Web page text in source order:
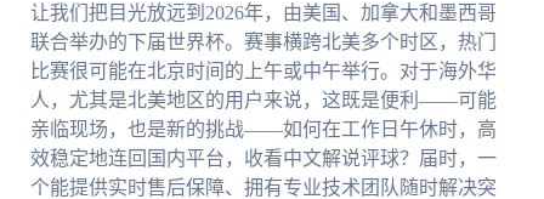
让我们把目光放远到2026年，由美国、加拿大和墨西哥
联合举办的下届世界杯。赛事横跨北美多个时区，热门
比赛很可能在北京时间的上午或中午举行。对于海外华
人，尤其是北美地区的用户来说，这既是便利——可能
亲临现场，也是新的挑战——如何在工作日午休时，高
效稳定地连回国内平台，收看中文解说评球？届时，一
个能提供实时售后保障、拥有专业技术团队随时解决突